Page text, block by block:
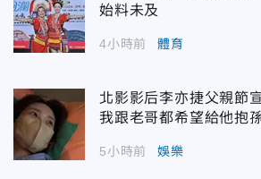
始料未及
4小時前 體育
北影影后李亦捷父親節
我跟老哥都希望給他抱
5小時前 娛樂